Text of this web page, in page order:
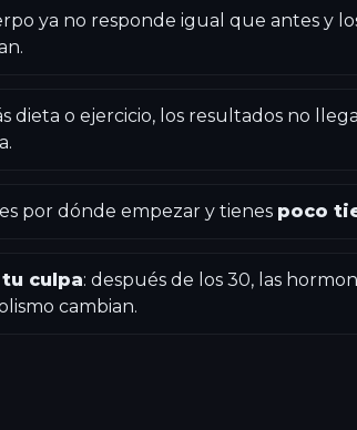
ya no responde igual que antes y
dieta o ejercicio, los resultados no
por dónde empezar y tienes poco
culpa: después de los 30, las
cambian.